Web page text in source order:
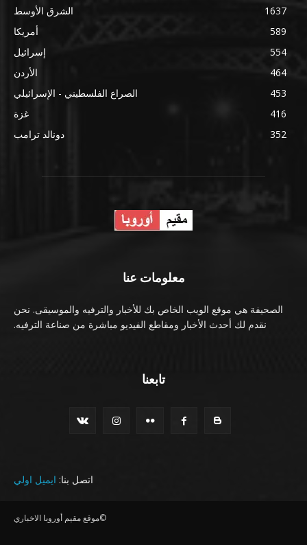
الشرق الأوسط
1637
أمريكا
589
إسرائيل
554
الأردن
464
الصراع الفلسطيني - الإسرائيلي
453
غزة
416
دونالد ترامب
352
معلومات عنا
الصحيفة هي موقع الويب الخاص بك للأخبار والترفيه والموسيقى. نحن
نقدم لك أحدث الأخبار ومقاطع الفيديو مباشرة من صناعة الترفيه.
تابعنا
اتصل بنا: ايميل اولي
©موقع مقيم أوروبا الاخباري